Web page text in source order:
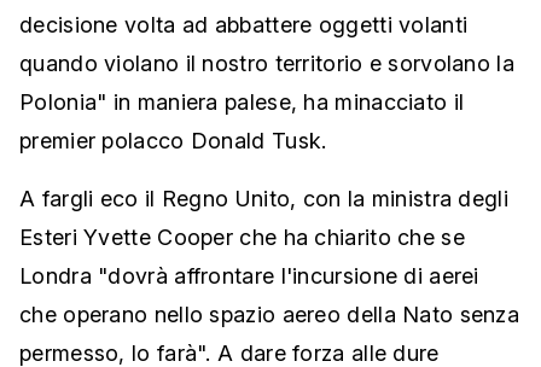
decisione volta ad abbattere oggetti volanti
quando violano il nostro territorio e sorvolano la
Polonia" in maniera palese, ha minacciato il
premier polacco Donald Tusk.
A fargli eco il Regno Unito, con la ministra degli
Esteri Yvette Cooper che ha chiarito che se
Londra "dovrà affrontare l'incursione di aerei
che operano nello spazio aereo della Nato senza
permesso, lo farà". A dare forza alle dure